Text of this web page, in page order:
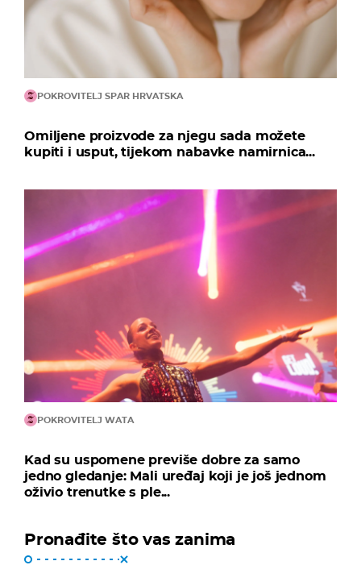
POKROVITELJ SPAR HRVATSKA
Omiljene proizvode za njegu sada možete
kupiti i usput, tijekom nabavke namirnica...
POKROVITELJ WATA
Kad su uspomene previše dobre za samo
jedno gledanje: Mali uređaj koji je još jednom
oživio trenutke s ple...
Pronađite što vas zanima